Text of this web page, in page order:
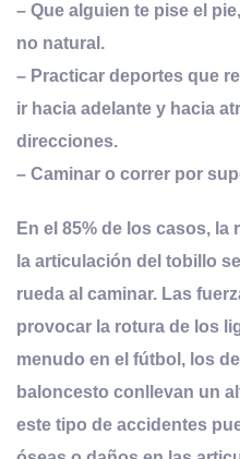
– Que alguien te pise el
no natural.
– Practicar deportes que
ir hacia adelante y hacia
direcciones.
– Caminar o correr por
En el 85% de los casos,
la articulación del tobillo
rueda al caminar. Las
provocar la rotura de los
menudo en el fútbol, los
baloncesto conllevan un
este tipo de accidentes